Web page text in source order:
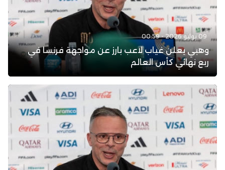
09 يوليو 2026 - 00:59
وهبي يعلن غياب لاعب بارز عن مواجهة فرنسا في
ربع نهائي كأس العالم